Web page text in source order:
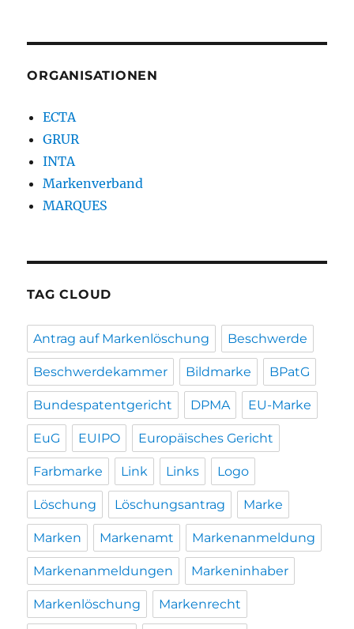
ORGANISATIONEN
ECTA
GRUR
INTA
Markenverband
MARQUES
TAG CLOUD
Antrag auf Markenlöschung Beschwerde
Beschwerdekammer Bildmarke BPatG
Bundespatentgericht DPMA EU-Marke
EuG EUIPO Europäisches Gericht
Farbmarke Link Links Logo
Löschung Löschungsantrag Marke
Marken Markenamt Markenanmeldung
Markenanmeldungen Markeninhaber
Markenlöschung Markenrecht